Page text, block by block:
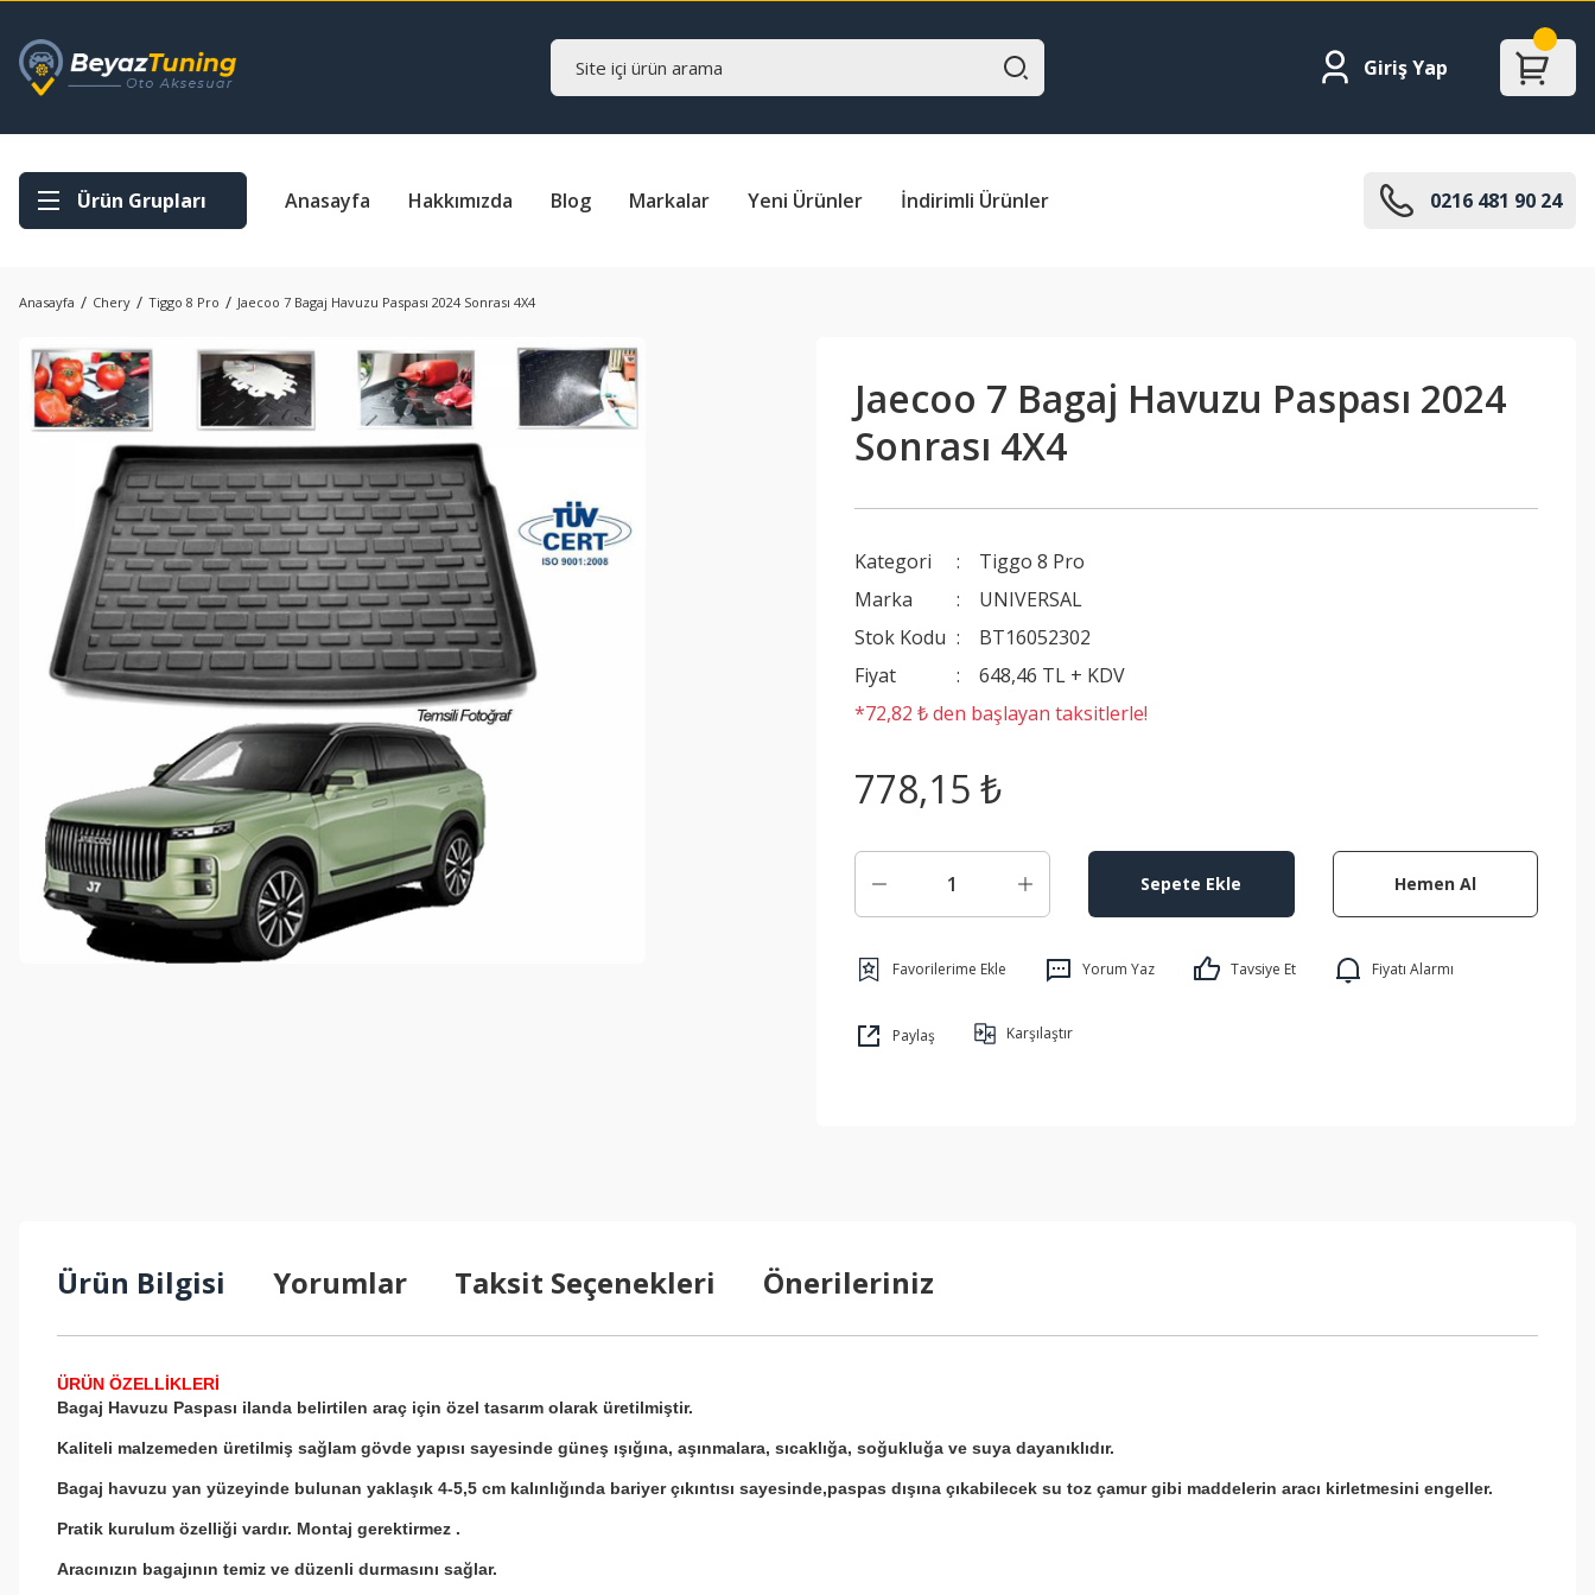
Giriş Yap
Ürün Grupları Anasayfa Hakkımızda Blog Markalar Yeni Ürünler İndirimli Ürünler 0216 481 90 24
Anasayfa Chery Tiggo 8 Pro Jaecoo 7 Bagaj Havuzu Paspası 2024 Sonrası 4X4
Jaecoo 7 Bagaj Havuzu Paspası 2024
Sonrası 4X4
Kategori
Tiggo 8 Pro
Marka
UNIVERSAL
Stok Kodu
BT16052302
Fiyat
648,46 TL + KDV
*72,82 ₺ den başlayan taksitlerle!
778,15 ₺
Sepete Ekle Hemen Al
Yorum Yaz Tavsiye Et Fiyatı Alarmı
Paylaş Karşılaştır
Ürün Bilgisi Yorumlar Taksit Seçenekleri Önerileriniz
ÜRÜN ÖZELLİKLERİ
Bagaj Havuzu Paspası ilanda belirtilen araç için özel tasarım olarak üretilmiştir.
Kaliteli malzemeden üretilmiş sağlam gövde yapısı sayesinde güneş ışığına, aşınmalara, sıcaklığa, soğukluğa ve suya dayanıklıdır.
Bagaj havuzu yan yüzeyinde bulunan yaklaşık 4-5,5 cm kalınlığında bariyer çıkıntısı sayesinde,paspas dışına çıkabilecek su toz çamur gibi maddelerin aracı kirletmesini engeller.
Pratik kurulum özelliği vardır. Montaj gerektirmez .
Aracınızın bagajının temiz ve düzenli durmasını sağlar.